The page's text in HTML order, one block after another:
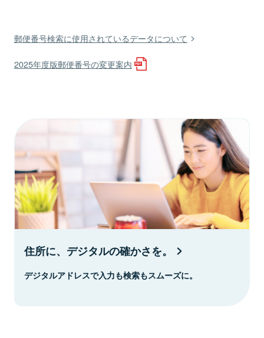
郵便番号検索に使用されているデータについて
2025年度版郵便番号の変更案内
住所に、デジタルの確かさを。
デジタルアドレスで入力も検索もスムーズに。